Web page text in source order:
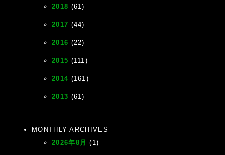
2018 (61)
2017 (44)
2016 (22)
2015 (111)
2014 (161)
2013 (61)
MONTHLY ARCHIVES
2026年8月 (1)